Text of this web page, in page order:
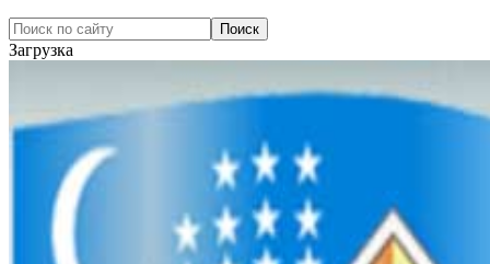
Загрузка